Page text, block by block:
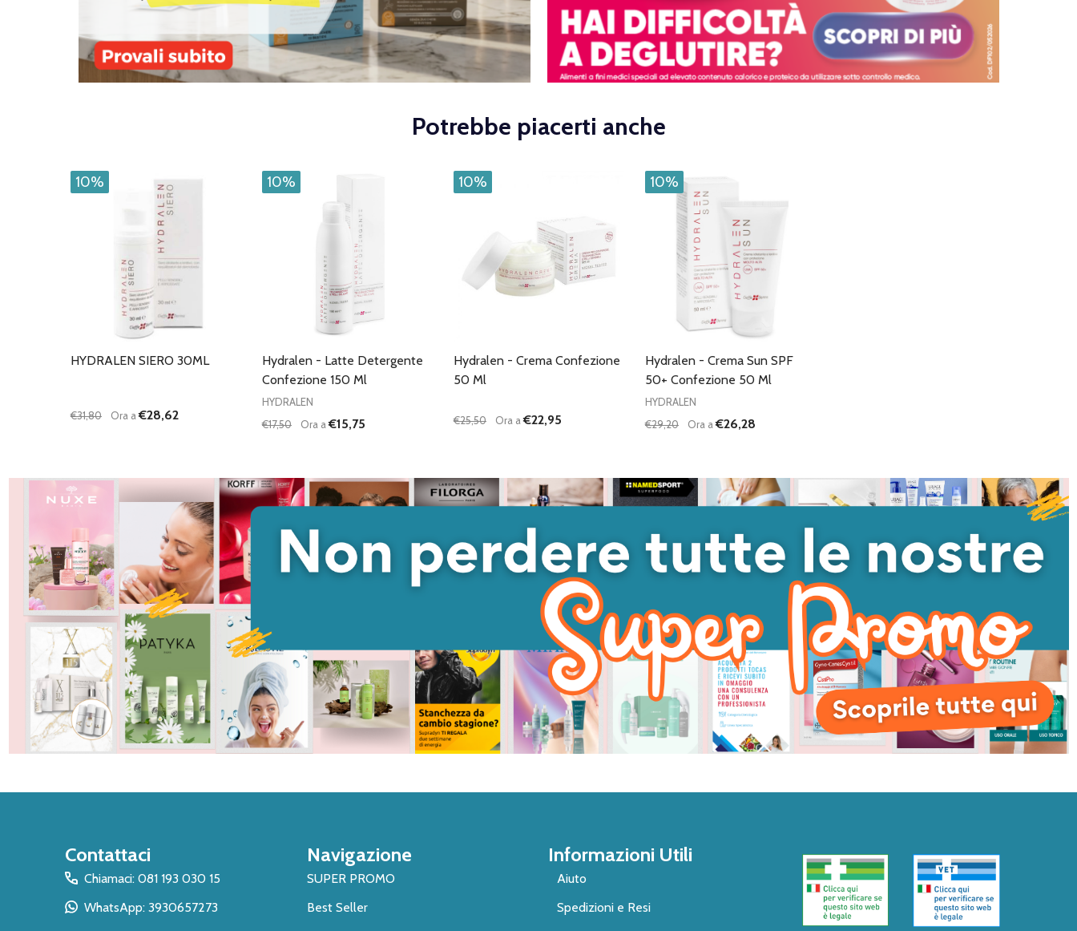
Potrebbe piacerti anche
10%
HYDRALEN SIERO 30ML
€31,80 Ora a€28,62
10%
Hydralen - Latte Detergente
Confezione 150 Ml
HYDRALEN
€17,50
Ora a€15,75
10%
Hydralen - Crema Confezione
50 Ml
€25,50 Ora a€22,95
10%
Hydralen - Crema Sun SPF
50+ Confezione 50 Ml
HYDRALEN
€29,20
Ora a€26,28
Contattaci
Chiamaci: 081 193 030 15
WhatsApp: 3930657273
Navigazione
SUPER PROMO
Best Seller
Informazioni Utili
Aiuto
Spedizioni e Resi